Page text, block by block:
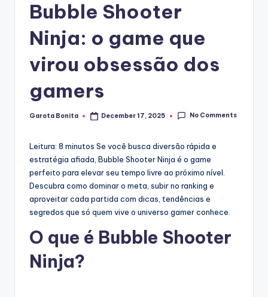
Bubble Shooter
Ninja: o game que
virou obsessão dos
gamers
Posted
Garota Bonita December 17, 2025 No Comments
Leitura: 8 minutos Se você busca diversão rápida e
estratégia afiada, Bubble Shooter Ninja é o game
perfeito para elevar seu tempo livre ao próximo nível.
Descubra como dominar o meta, subir no ranking e
aproveitar cada partida com dicas, tendências e
segredos que só quem vive o universo gamer conhece.
O que é Bubble Shooter
Ninja?